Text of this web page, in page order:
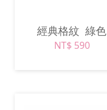
經典格紋 綠色
NT$ 590